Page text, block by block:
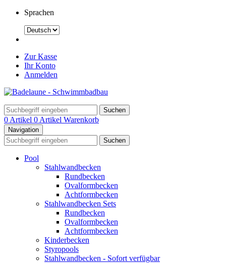
Sprachen
Zur Kasse
Ihr Konto
Anmelden
Suchen
0 Artikel 0 Artikel Warenkorb
Navigation
Suchen
Pool
Stahlwandbecken
Rundbecken
Ovalformbecken
Achtformbecken
Stahlwandbecken Sets
Rundbecken
Ovalformbecken
Achtformbecken
Kinderbecken
Styropools
Stahlwandbecken - Sofort verfügbar